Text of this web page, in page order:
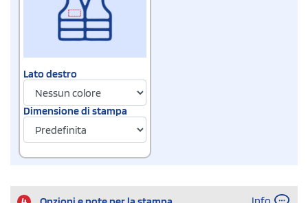
Lato destro
Dimensione di stampa